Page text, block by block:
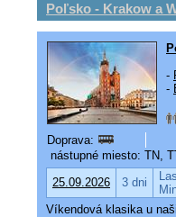
Poľsko - Krakow a
-
-
Doprava:
nástupné miesto: TN,
25.09.2026
3 dni
Víkendová klasika u